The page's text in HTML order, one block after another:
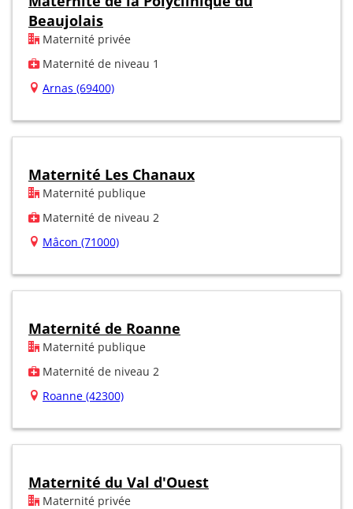
Beaujolais
Maternité privée
Maternité de niveau 1
Arnas (69400)
Maternité Les Chanaux
Maternité publique
Maternité de niveau 2
Mâcon (71000)
Maternité de Roanne
Maternité publique
Maternité de niveau 2
Roanne (42300)
Maternité du Val d'Ouest
Maternité privée